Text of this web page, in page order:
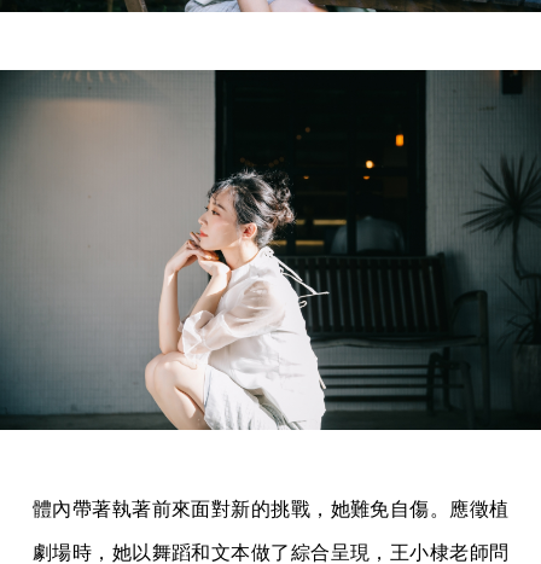
體內帶著執著前來面對新的挑戰，她難免自傷。應徵植
劇場時，她以舞蹈和文本做了綜合呈現，王小棣老師問